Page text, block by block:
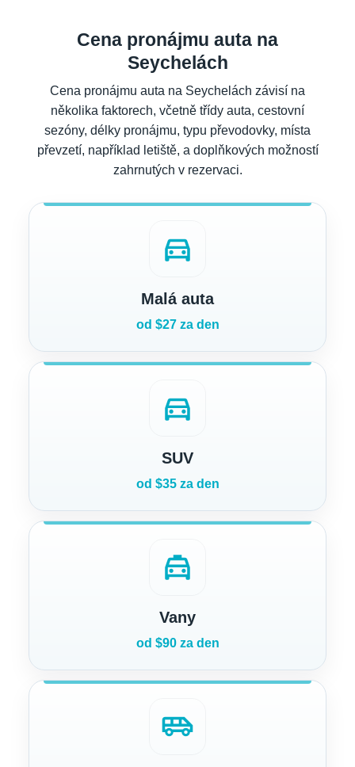
Cena pronájmu auta na
Seychelách
Cena pronájmu auta na Seychelách závisí na
několika faktorech, včetně třídy auta, cestovní
sezóny, délky pronájmu, typu převodovky, místa
převzetí, například letiště, a doplňkových možností
zahrnutých v rezervaci.
directions_car
Malá auta
od $27 za den
directions_car
SUV
od $35 za den
local_taxi
Vany
od $90 za den
airport_shuttle